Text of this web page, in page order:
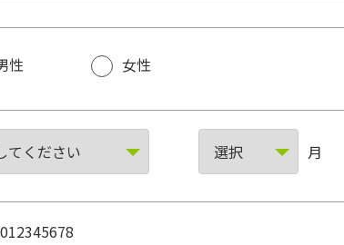
性 女性
月